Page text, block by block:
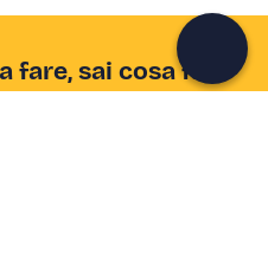
fare, sai cosa fare